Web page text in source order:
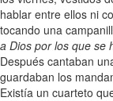
hablar entre ellos ni
tocando una
a Dios por los que se
Después cantaban
guardaban los
Existía un cuarteto